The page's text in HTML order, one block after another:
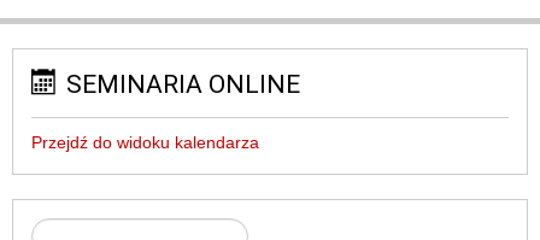
SEMINARIA ONLINE
Przejdź do widoku kalendarza